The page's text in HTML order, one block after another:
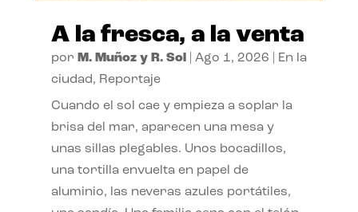
A la fresca, a la venta
por M. Muñoz y R. Sol| Ago 1, 2026
En la
ciudad, Reportaje
Cuando el sol cae y empieza a soplar la
brisa del mar, aparecen una mesa y
unas sillas plegables. Unos bocadillos,
una tortilla envuelta en papel de
aluminio, las neveras azules portátiles,